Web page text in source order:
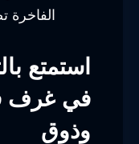
الفاخرة
استمتع
في غرف
وذوق